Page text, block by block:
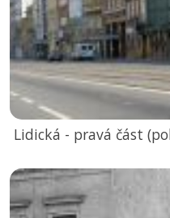
Lidická - pravá část